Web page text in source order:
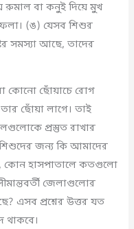
রুমাল বা কনুই দিয়ে মুখ
(ঙ) যেসব শিশুর
সমস্যা আছে, তাদের
কোনো ছোঁয়াচে রোগ
তার ছোঁয়া লাগে। তাই
প্রস্তুত রাখার
জন্য কি আমাদের
কোন হাসপাতালে কতগুলো
জেলাগুলোর
এসব প্রশ্নের উত্তর যত
থাকবে।